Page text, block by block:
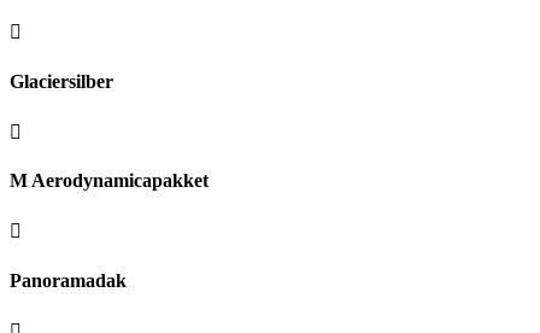
Glaciersilber
M Aerodynamicapakket
Panoramadak